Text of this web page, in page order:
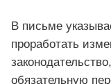
В письме
проработать
обязательную